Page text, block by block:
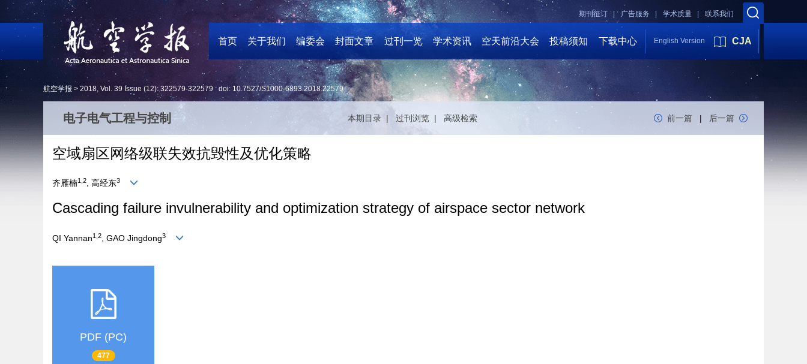
联系我们
学术质量 |
广告服务 |
期刊征订 |
首页 关于我们 编委会 封面文章 过刊一览 学术资讯 空天前沿大会 投稿须知 下载中心 English Version CJA
航空学报 > 2018, Vol. 39 Issue (12): 322579-322579 doi: 10.7527/S1000-6893.2018.22579
电子电气工程与控制 本期目录 | 过刊浏览 | 高级检索 前一篇 | 后一篇
空域扇区网络级联失效抗毁性及优化策略
齐雁楠1,2, 高经东3
Cascading failure invulnerability and optimization strategy of airspace sector network
QI Yannan1,2 , GAO Jingdong3
PDF (PC)
477